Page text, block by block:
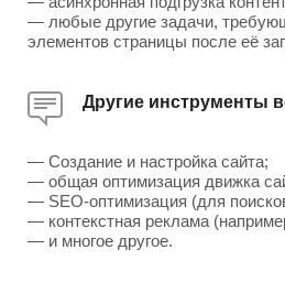
— любые другие задачи,
элементов страницы после её
Другие инструменты
— Создание и настройка сайта;
— общая оптимизация движка
— SEO-оптимизация (для
— контекстная реклама
— и многое другое.